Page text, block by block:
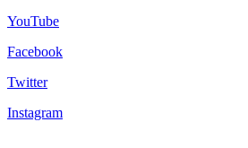
YouTube
Facebook
Twitter
Instagram